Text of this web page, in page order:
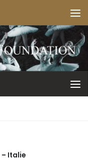
– Italie